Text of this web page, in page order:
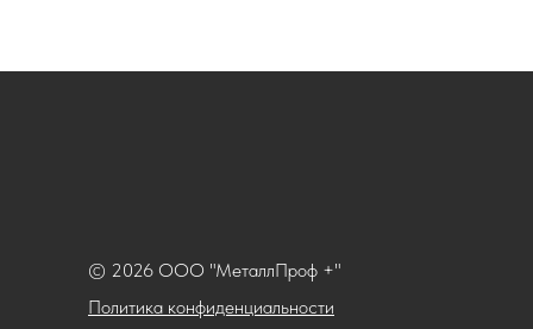
Политика конфиденциальности
© 2026 ООО "МеталлПроф +"